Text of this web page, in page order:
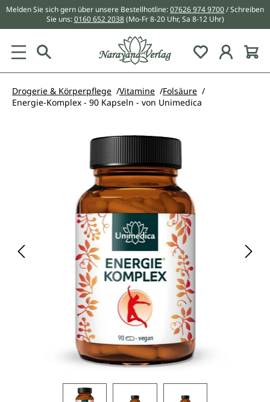
springen
Melden Sie sich gern über unsere Bestellhotline:07626 974 9700/ Schreiben
Sie uns:0160 652 2038 (Mo-Fr 8-20 Uhr, Sa 8-12 Uhr)
Du hast 0
Drogerie & Körperpflege Vitamine
Folsäure
Energie-Komplex - 90 Kapseln - von Unimedica
Bildergalerie überspringen